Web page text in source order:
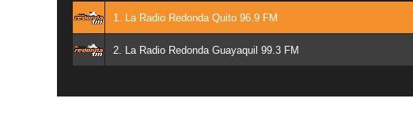
1. La Radio Redonda Quito 96.9 FM
2. La Radio Redonda Guayaquil 99.3 FM